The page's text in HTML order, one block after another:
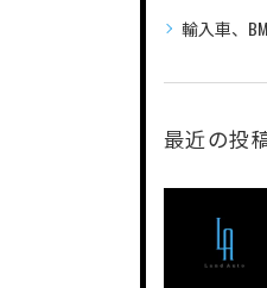
輸入車、BMW、ベンツ、アウディ、ジープ、
最近の投